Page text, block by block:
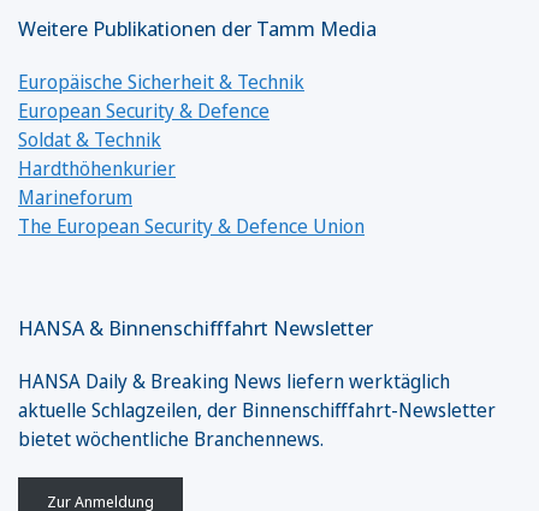
Weitere Publikationen der Tamm Media
Europäische Sicherheit & Technik
European Security & Defence
Soldat & Technik
Hardthöhenkurier
Marineforum
The European Security & Defence Union
HANSA & Binnenschifffahrt Newsletter
HANSA Daily & Breaking News liefern werktäglich
aktuelle Schlagzeilen, der Binnenschifffahrt-Newsletter
bietet wöchentliche Branchennews.
Zur Anmeldung